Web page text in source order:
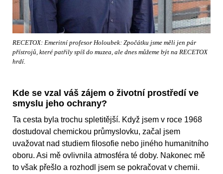
RECETOX: Emeritní profesor Holoubek: Zpočátku jsme měli jen pár
přístrojů, které patřily spíš do muzea, ale dnes můžeme být na RECETOX
hrdí.
Kde se vzal váš zájem o životní prostředí ve
smyslu jeho ochrany?
Ta cesta byla trochu spletitější. Když jsem v roce 1968
dostudoval chemickou průmyslovku, začal jsem
uvažovat nad studiem filosofie nebo jiného humanitního
oboru. Asi mě ovlivnila atmosféra té doby. Nakonec mě
to však přešlo a rozhodl jsem se pokračovat v chemii.